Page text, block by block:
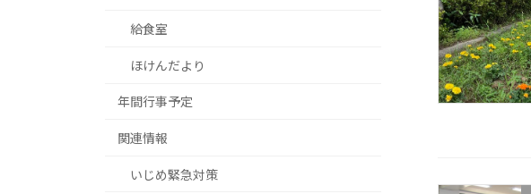
給食室
ほけんだより
年間行事予定
関連情報
いじめ緊急対策